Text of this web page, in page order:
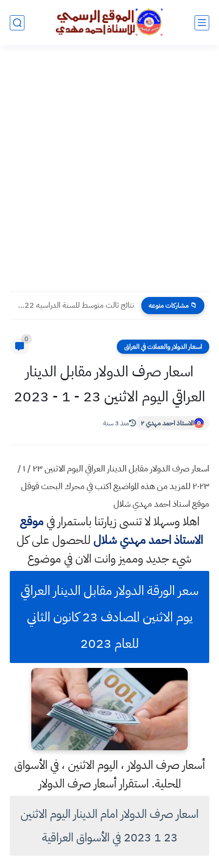
📁 مشاركات منوعه نتائج ثالث متوسط للسنة الدراسيه 2022 للدور الاول | لتربية...
اسعار الدولار والعملات في العراق
0
اسعار صرف الدولار مقابل الدينار
العراقي اليوم الاثنين 23 - 1 - 2023
الاستاذ احمد مهدي ٢ منذ 3 سنة
اسعار صرف الدولار مقابل الدينار العراقي اليوم الاثنين ٢٣ / ١ /
٢٠٢٣ للمزيد من هذه المواضيع اكتب في محرك البحث قوقل
موقع استاذ احمد مهدي شلال
اهلا وسهلالا تنسى زيارتنا باستمرار فيموقع
الاستاذ احمد مهدي شلال للحصول على كل
شيء جديد ومميز وانت الان في موضوع
سعر الورقة الدولار مقابل الدينار العراقي
يوم الاثنين المصادف 23 كانون الثاني
للعام 2023
أسعار صرف الدولار ، اليوم الاثنين ، في الأسواق
المحلية. استقرار أسعار صرف الدولار
اسعار صرف الدولار امام الدينار اليوم الاثنين
23 1 2023 في الأسواق العراقية